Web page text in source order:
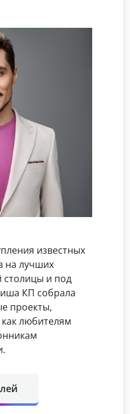
известных
на лучших
столицы и под
КП собрала
проекты,
любителям